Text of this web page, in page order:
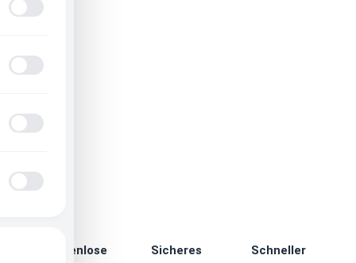
Kostenlose
Sicheres
Schneller